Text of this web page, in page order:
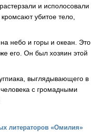
и исполосовали
убитое тело,
небо и горы и океан. Это
его. Он был хозяин этой
выглядывающего в
с громадными
литераторов «Омилия»